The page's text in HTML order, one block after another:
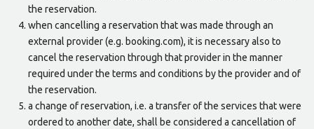
the reservation.
when cancelling a reservation that was made through an
external provider (e.g. booking.com), it is necessary also to
cancel the reservation through that provider in the manner
required under the terms and conditions by the provider and of
the reservation.
a change of reservation, i.e. a transfer of the services that were
ordered to another date, shall be considered a cancellation of